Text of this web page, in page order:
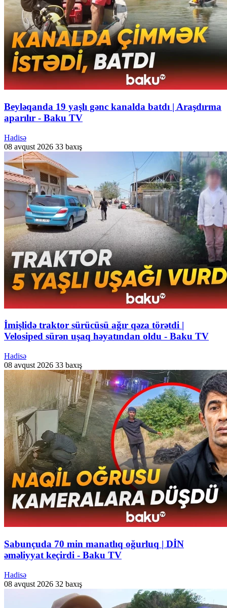
Beyləqanda 19 yaşlı gənc kanalda batdı | Araşdırma
aparılır - Baku TV
Hadisə
08 avqust 2026 33 baxış
İmişlidə traktor sürücüsü ağır qəza törətdi |
Velosiped sürən uşaq həyatından oldu - Baku TV
Hadisə
08 avqust 2026 33 baxış
Sabunçuda 70 min manatlıq oğurluq | DİN
əməliyyat keçirdi - Baku TV
Hadisə
08 avqust 2026 32 baxış